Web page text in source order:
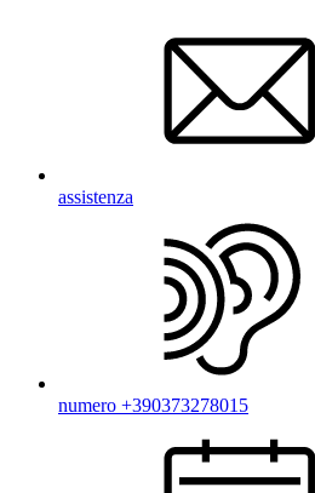
assistenza
numero +390373278015